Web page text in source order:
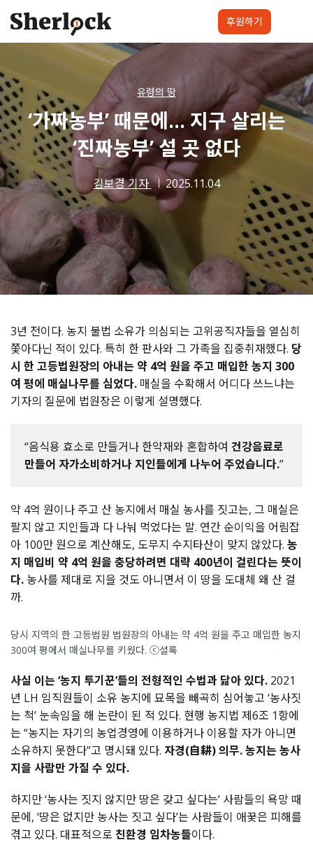
content
프로젝트 후원하기
후원하기
유령의 땅
‘가짜농부’ 때문에… 지구 살리는
‘진짜농부’ 설 곳 없다
김보경 기자 2025.11.04
3년 전이다. 농지 불법 소유가 의심되는 고위공직자들을 열심히
쫓아다닌 적이 있다. 특히 한 판사와 그 가족을 집중취재했다. 당
시 한 고등법원장의 아내는 약 4억 원을 주고 매입한 농지 300
여 평에 매실나무를 심었다. 매실을 수확해서 어디다 쓰느냐는
기자의 질문에 법원장은 이렇게 설명했다.
“음식용 효소로 만들거나 한약재와 혼합하여 건강음료로
만들어 자가소비하거나 지인들에게 나누어 주었습니다.”
약 4억 원이나 주고 산 농지에서 매실 농사를 짓고는, 그 매실은
팔지 않고 지인들과 다 나눠 먹었다는 말. 연간 순이익을 어림잡
아 100만 원으로 계산해도, 도무지 수지타산이 맞지 않았다. 농
지 매입비 약 4억 원을 충당하려면 대략 400년이 걸린다는 뜻이
다. 농사를 제대로 지을 것도 아니면서 이 땅을 도대체 왜 산 걸
까.
당시 지역의 한 고등법원 법원장의 아내는 약 4억 원을 주고 매입한 농지
300여 평에서 매실나무를 키웠다. ⓒ셜록
사실 이는 ‘농지 투기꾼’들의 전형적인 수법과 닮아 있다. 2021
년 LH 임직원들이 소유 농지에 묘목을 빼곡히 심어놓고 ‘농사짓
는 척’ 눈속임을 해 논란이 된 적 있다. 현행 농지법 제6조 1항에
는 “농지는 자기의 농업경영에 이용하거나 이용할 자가 아니면
소유하지 못한다”고 명시돼 있다. 자경(自耕) 의무. 농지는 농사
지을 사람만 가질 수 있다.
하지만 ‘농사는 짓지 않지만 땅은 갖고 싶다는’ 사람들의 욕망 때
문에, ‘땅은 없지만 농사는 짓고 싶다’는 사람들이 애꿎은 피해를
겪고 있다. 대표적으로 친환경 임차농들이다.